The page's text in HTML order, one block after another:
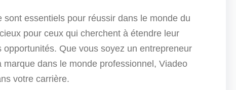
essentiels pour réussir dans le monde du
pour ceux qui cherchent à étendre leur
Que vous soyez un entrepreneur
dans le monde professionnel, Viadeo
votre carrière.